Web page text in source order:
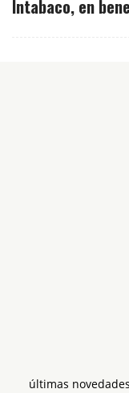
Intabaco, en
últimas